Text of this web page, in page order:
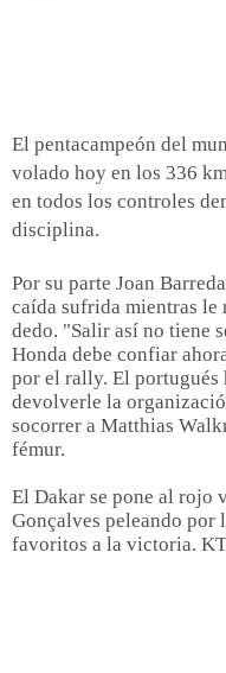
El pentacampeón del
volado hoy en los 336
en todos los controles
disciplina.
Por su parte Joan
caída sufrida mientras le
dedo. "Salir así no tiene
Honda debe confiar
por el rally. El portugués
devolverle la
socorrer a Matthias
fémur.
El Dakar se pone al rojo
Gonçalves peleando
favoritos a la victoria.